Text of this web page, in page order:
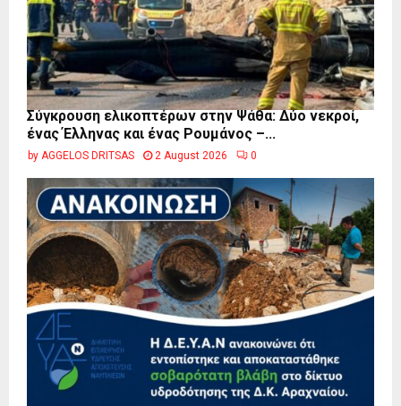
Σύγκρουση ελικοπτέρων στην Ψάθα: Δύο νεκροί,
ένας Έλληνας και ένας Ρουμάνος –...
by AGGELOS DRITSAS 2 August 2026 0